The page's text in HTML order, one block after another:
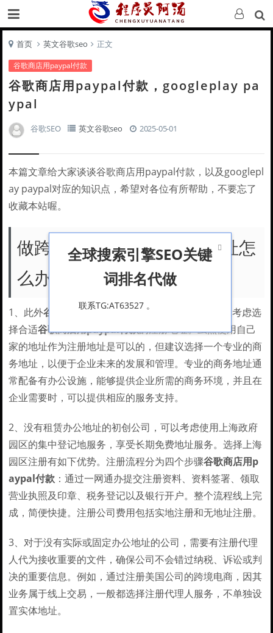
首页 英文谷歌seo 正文
谷歌商店用paypal付款
谷歌商店用paypal付款，googleplay pa
ypal
谷歌SEO 英文谷歌seo 2025-05-01
本篇文章给大家谈谈谷歌商店用paypal付款，以及googlepl
ay paypal对应的知识点，希望对各位有所帮助，不要忘了
收藏本站喔。
做跨境电商企业没有注册地址怎
么办？
1、此外谷歌商店用paypal付款 ，跨境电商企业还应考虑选
择合适谷歌商店用paypal付款的注册地址。虽然使用自己
家的地址作为注册地址是可以的，但建议选择一个专业的商
务地址，以便于企业未来的发展和管理。专业的商务地址通
常配备有办公设施，能够提供企业所需的商务环境，并且在
企业需要时，可以提供相应的服务支持。
2、没有租赁办公地址的初创公司，可以考虑使用上海政府
园区的集中登记地服务，享受长期免费地址服务。选择上海
园区注册有如下优势。注册流程分为四个步骤谷歌商店用p
aypal付款 ：通过一网通办提交注册资料、资料签署、领取
营业执照及印章、税务登记以及银行开户。整个流程线上完
成，简便快捷。注册公司费用包括实地注册和无地址注册。
3、对于没有实际或固定办公地址的公司，需要有注册代理
人代为接收重要的文件，确保公司不会错过纳税、诉讼或判
决的重要信息。例如，通过注册美国公司的跨境电商，因其
业务属于线上交易，一般都选择注册代理人服务，不单独设
置实体地址。

全球搜索引擎SEO关键
词排名代做
联系TG:AT63527 。